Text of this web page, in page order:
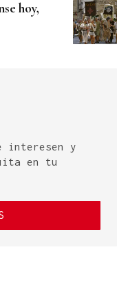
hoy,
interesen y
en tu